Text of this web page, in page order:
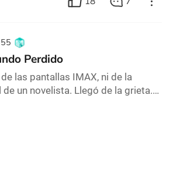
Perdido
las pantallas IMAX, ni de la
un novelista. Llegó de la grieta.
rasgó en la estratosfera,
de aire primigenio, cargado con
húmeda, un aroma que no
Y a través de esa brecha,
tiempo olvidado, descendió el